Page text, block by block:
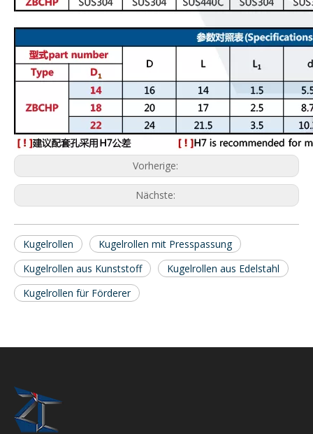
Vorherige:
Nächste:
Kugelrollen
Kugelrollen mit Presspassung
Kugelrollen aus Kunststoff
Kugelrollen aus Edelstahl
Kugelrollen für Förderer